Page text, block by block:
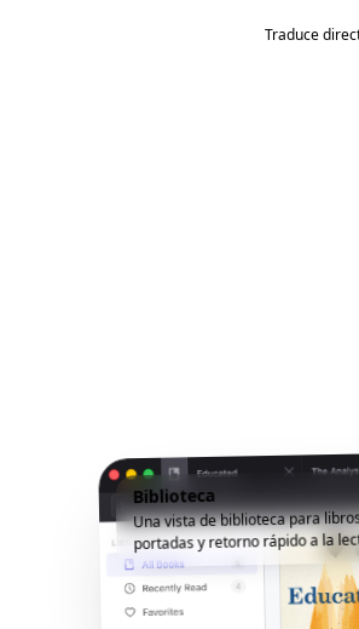
Traduce
Biblioteca
Una vista de biblioteca para
portadas y retorno rápido a la